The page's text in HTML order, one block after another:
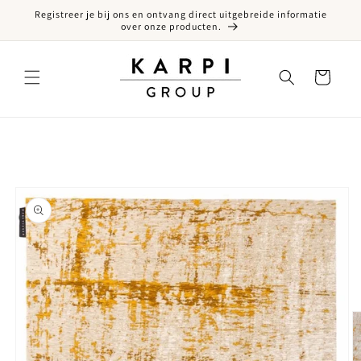
naar de content
Registreer je bij ons en ontvang direct uitgebreide informatie
over onze producten.
Winkelwagen
naar productinformatie